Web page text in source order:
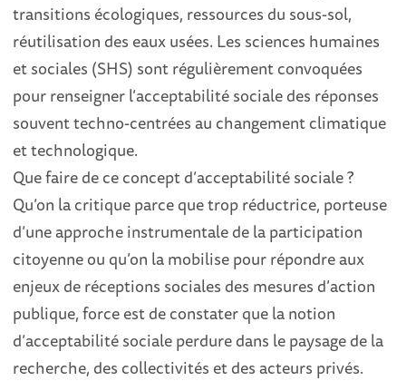
transitions écologiques, ressources du sous-sol,
réutilisation des eaux usées. Les sciences humaines
et sociales (SHS) sont régulièrement convoquées
pour renseigner l’acceptabilité sociale des réponses
souvent techno-centrées au changement climatique
et technologique.
Que faire de ce concept d’acceptabilité sociale ?
Qu’on la critique parce que trop réductrice, porteuse
d’une approche instrumentale de la participation
citoyenne ou qu’on la mobilise pour répondre aux
enjeux de réceptions sociales des mesures d’action
publique, force est de constater que la notion
d’acceptabilité sociale perdure dans le paysage de la
recherche, des collectivités et des acteurs privés.